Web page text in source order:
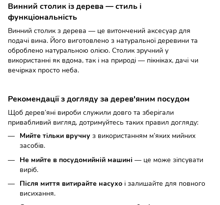
Винний столик із дерева — стиль і
функціональність
Винний столик з дерева — це витончений аксесуар для
подачі вина. Його виготовлено з натуральної деревини та
оброблено натуральною олією. Столик зручний у
використанні як вдома, так і на природі — пікніках, дачі чи
вечірках просто неба.
Рекомендації з догляду за дерев'яним посудом
Щоб дерев’яні вироби служили довго та зберігали
привабливий вигляд, дотримуйтесь таких правил догляду:
Мийте тільки вручну з використанням м’яких мийних
засобів.
Не мийте в посудомийній машині — це може зіпсувати
виріб.
Після миття витирайте насухо і залишайте для повного
висихання.